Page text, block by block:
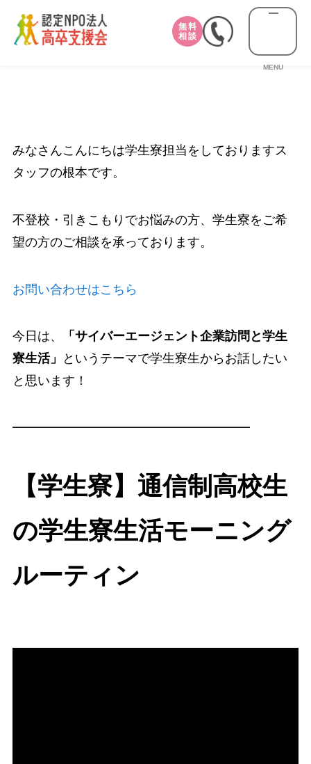
無料
相談
MENU
みなさんこんにちは学生寮担当をしておりますス
タッフの根本です。
不登校・引きこもりでお悩みの方、学生寮をご希
望の方のご相談を承っております。
お問い合わせはこちら
今日は、
「サイバーエージェント企業訪問と学生
寮生活」
というテーマで学生寮生からお話したい
と思います！
━━━━━━━━━━━━━━━━━━━
【学生寮】通信制高校生
の学生寮生活モーニング
ルーティン